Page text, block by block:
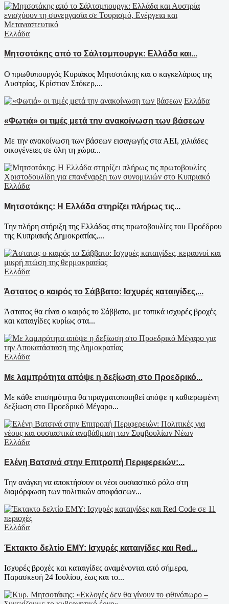
Ελλάδα
Μητσοτάκης από το Σάλτσμπουργκ: Ελλάδα και...
Ο πρωθυπουργός Κυριάκος Μητσοτάκης και ο καγκελάριος της
Αυστρίας, Κρίστιαν Στόκερ,...
Ελλάδα
«Φωτιά» οι τιμές μετά την ανακοίνωση των βάσεων
Με την ανακοίνωση των βάσεων εισαγωγής στα ΑΕΙ, χιλιάδες
οικογένειες σε όλη τη χώρα...
Ελλάδα
Μητσοτάκης: Η Ελλάδα στηρίζει πλήρως τις...
Την πλήρη στήριξη της Ελλάδας στις πρωτοβουλίες του Προέδρου
της Κυπριακής Δημοκρατίας,...
Ελλάδα
Άστατος ο καιρός το Σάββατο: Ισχυρές καταιγίδες,...
Άστατος θα είναι ο καιρός το Σάββατο, με τοπικά ισχυρές βροχές
και καταιγίδες κυρίως στα...
Ελλάδα
Με λαμπρότητα απόψε η δεξίωση στο Προεδρικό...
Με κάθε επισημότητα θα πραγματοποιηθεί απόψε η καθιερωμένη
δεξίωση στο Προεδρικό Μέγαρο...
Ελλάδα
Ελένη Βατσινά στην Επιτροπή Περιφερειών:...
Την ανάγκη να αποκτήσουν οι νέοι ουσιαστικό ρόλο στη
διαμόρφωση των πολιτικών αποφάσεων...
Ελλάδα
Έκτακτο δελτίο ΕΜΥ: Ισχυρές καταιγίδες και Red...
Ισχυρές βροχές και καταιγίδες αναμένονται από σήμερα,
Παρασκευή 24 Ιουλίου, έως και το...